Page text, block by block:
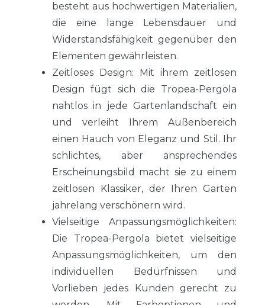
besteht aus hochwertigen Materialien,
die eine lange Lebensdauer und
Widerstandsfähigkeit gegenüber den
Elementen gewährleisten.
Zeitloses Design: Mit ihrem zeitlosen
Design fügt sich die Tropea-Pergola
nahtlos in jede Gartenlandschaft ein
und verleiht Ihrem Außenbereich
einen Hauch von Eleganz und Stil. Ihr
schlichtes, aber ansprechendes
Erscheinungsbild macht sie zu einem
zeitlosen Klassiker, der Ihren Garten
jahrelang verschönern wird.
Vielseitige Anpassungsmöglichkeiten:
Die Tropea-Pergola bietet vielseitige
Anpassungsmöglichkeiten, um den
individuellen Bedürfnissen und
Vorlieben jedes Kunden gerecht zu